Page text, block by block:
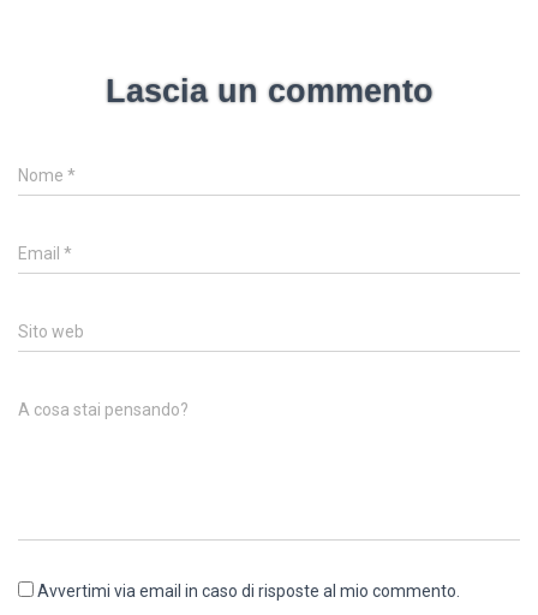
Lascia un commento
Nome *
Email *
Sito web
A cosa stai pensando?
Avvertimi via email in caso di risposte al mio commento.